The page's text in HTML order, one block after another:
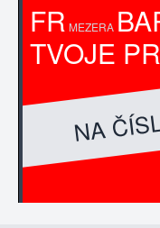
FR MEZERA
TVOJE
NA